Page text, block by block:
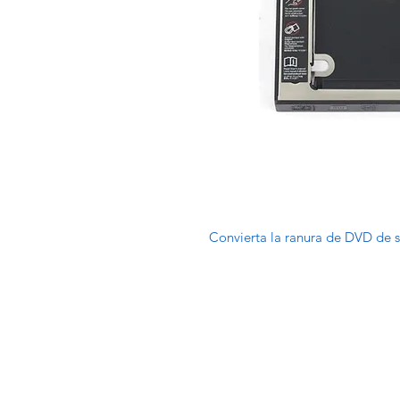
Convierta la ranura de DVD de